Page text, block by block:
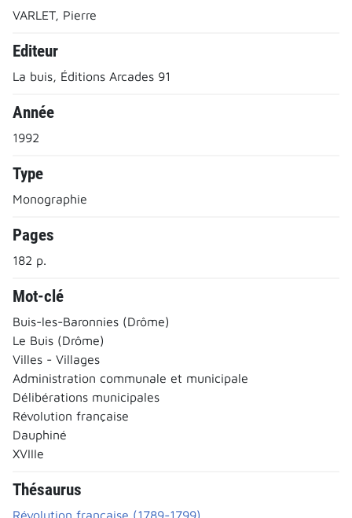
VARLET, Pierre
Editeur
La buis, Éditions Arcades 91
Année
1992
Type
Monographie
Pages
182 p.
Mot-clé
Buis-les-Baronnies (Drôme)
Le Buis (Drôme)
Villes - Villages
Administration communale et municipale
Délibérations municipales
Révolution française
Dauphiné
XVIIIe
Thésaurus
Révolution française (1789-1799)